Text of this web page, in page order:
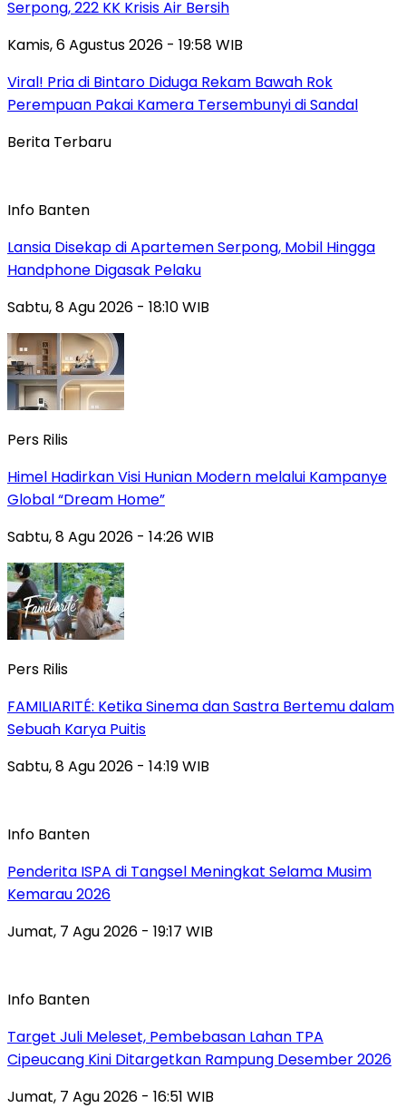
Serpong, 222 KK Krisis Air Bersih
Kamis, 6 Agustus 2026 - 19:58 WIB
Viral! Pria di Bintaro Diduga Rekam Bawah Rok
Perempuan Pakai Kamera Tersembunyi di Sandal
Berita Terbaru
Info Banten
Lansia Disekap di Apartemen Serpong, Mobil Hingga
Handphone Digasak Pelaku
Sabtu, 8 Agu 2026 - 18:10 WIB
Pers Rilis
Himel Hadirkan Visi Hunian Modern melalui Kampanye
Global “Dream Home”
Sabtu, 8 Agu 2026 - 14:26 WIB
Pers Rilis
FAMILIARITÉ: Ketika Sinema dan Sastra Bertemu dalam
Sebuah Karya Puitis
Sabtu, 8 Agu 2026 - 14:19 WIB
Info Banten
Penderita ISPA di Tangsel Meningkat Selama Musim
Kemarau 2026
Jumat, 7 Agu 2026 - 19:17 WIB
Info Banten
Target Juli Meleset, Pembebasan Lahan TPA
Cipeucang Kini Ditargetkan Rampung Desember 2026
Jumat, 7 Agu 2026 - 16:51 WIB